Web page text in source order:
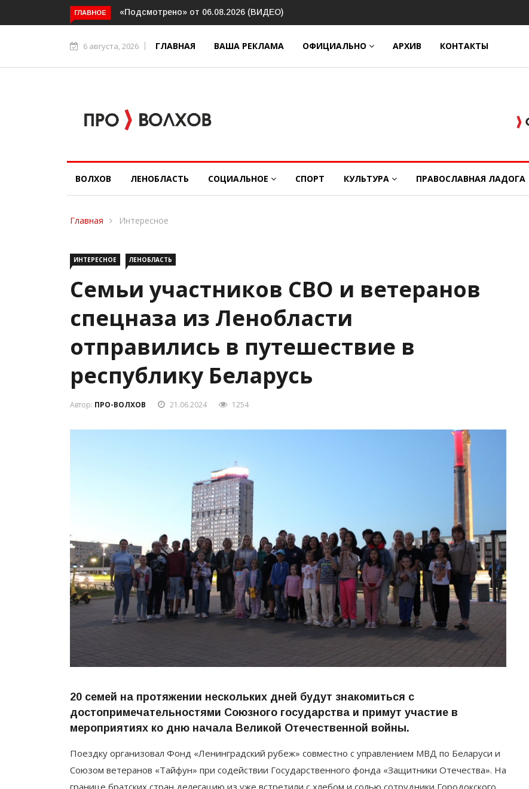
ГЛАВНОЕ
от 06.08.2026 (ВИДЕО)Прокуратура держит на контроле
организацию пассажирских перевозок
6 августа, 2026 ГЛАВНАЯ ВАША РЕКЛАМА ОФИЦИАЛЬНО АРХИВ КОНТАКТЫ
ВОЛХОВ ЛЕНОБЛАСТЬ СОЦИАЛЬНОЕ СПОРТ КУЛЬТУРА ПРАВОСЛАВНАЯ ЛАДОГА
Главная Интересное
ИНТЕРЕСНОЕ ЛЕНОБЛАСТЬ
Семьи участников СВО и ветеранов
спецназа из Ленобласти
отправились в путешествие в
республику Беларусь
Автор: ПРО-ВОЛХОВ 21.06.2024 1254
20 семей на протяжении нескольких дней будут знакомиться с
достопримечательностями Союзного государства и примут участие в
мероприятиях ко дню начала Великой Отечественной войны.
Поездку организовал Фонд «Ленинградский рубеж» совместно с управлением МВД по Беларуси и
Союзом ветеранов «Тайфун» при содействии Государственного фонда «Защитники Отечества». На
границе братских стран делегацию из уже встретили с хлебом и солью сотрудники Городокского